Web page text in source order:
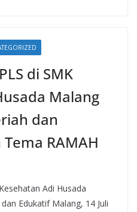
di SMK
Malang
dan
RAMAH
Adi Husada
Edukatif Malang, 14 Juli